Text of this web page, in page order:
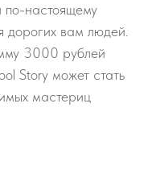
по-настоящему
вам людей.
3000 рублей
Story может стать
мастериц